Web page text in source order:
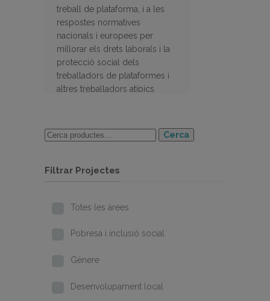
treball de plataforma, i a les
respostes normatives
nacionals i europees per
millorar els drets laborals i la
protecció social dels
treballadors de plataformes i
altres treballadors atípics
Cerca
Filtrar Projectes
Totes les àrees
Pobresa i inclusió social
Gènere
Desenvolupament local